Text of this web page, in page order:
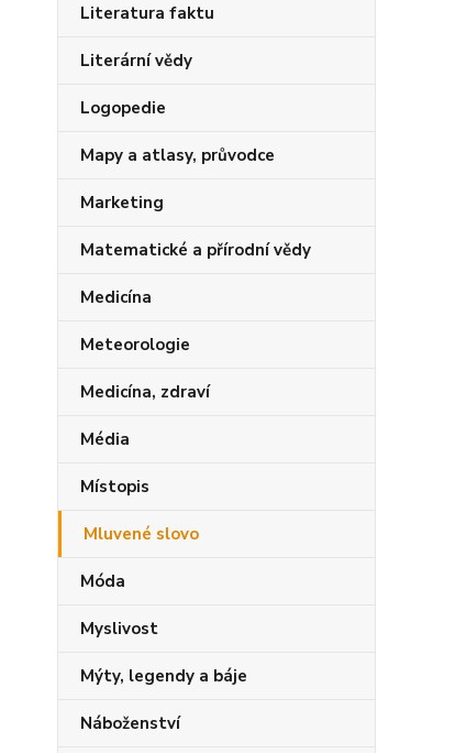
Literatura faktu
Literární vědy
Logopedie
Mapy a atlasy, průvodce
Marketing
Matematické a přírodní vědy
Medicína
Meteorologie
Medicína, zdraví
Média
Místopis
Mluvené slovo
Móda
Myslivost
Mýty, legendy a báje
Náboženství